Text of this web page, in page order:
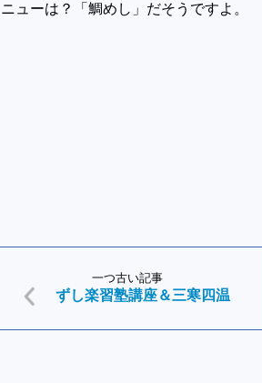
ニューは？「鯛めし」だそうですよ。
一つ古い記事
ずし楽習塾講座＆三寒四温